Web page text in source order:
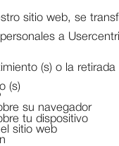
sitio web, se
a
(s) o la retirada
(s)
su navegador
tu dispositivo
sitio web